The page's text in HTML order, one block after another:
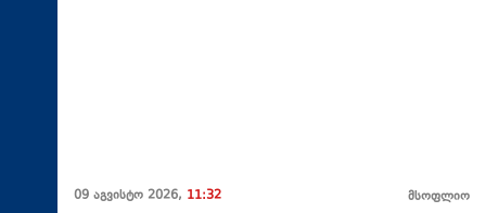
09 აგვისტო 2026, 11:32 მსოფლიო